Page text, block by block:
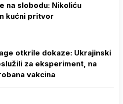
na slobodu: Nikoliću
kućni pritvor
otkrile dokaze: Ukrajinski
za eksperiment, na
vakcina